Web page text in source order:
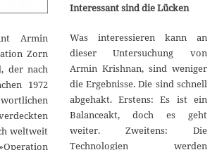
Armin
Zorn
der nach
1972
weltweit
Interessant sind die Lücken
Was interessieren kann an
dieser Untersuchung von
Armin Krishnan, sind weniger
die Ergebnisse. Die sind schnell
abgehakt. Erstens: Es ist ein
Balanceakt, doch es geht
weiter. Zweitens: Die
Technologien werden